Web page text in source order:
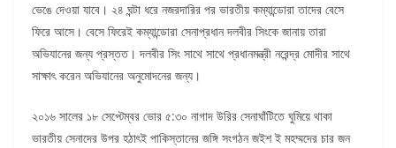
ভেঙে দেওয়া যাবে। ২৪ ঘন্টা ধরে নজরদারির পর ভারতীয় কম্যান্ডোরা তাদের বেসে
ফিরে আসে। বেসে ফিরেই কম্যান্ডোরা সেনাপ্রধান দলবীর সিংকে জানায় তারা
অভিযানের জন্য প্রস্তত। দলবীর সিং সাথে সাথে প্রধানমন্ত্রী নরেন্দ্র মোদীর সাথে
সাক্ষাৎ করেন অভিযানের অনুমোদনের জন্য।
২০১৬ সালের ১৮ সেপ্টেম্বর ভোর ৫:৩০ নাগাদ উরির সেনাঘাঁটিতে ঘুমিয়ে থাকা
ভারতীয় সেনাদের উপর হঠাৎই পাকিস্তানের জঙ্গি সংগঠন জইশ ই মহম্মদের চার জন